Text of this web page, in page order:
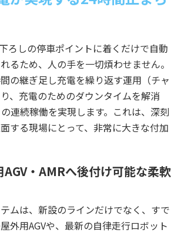
ろしの停車ポイントに着くだけで自動
るため、人の手を一切煩わせません。
の継ぎ足し充電を繰り返す運用（チャ
、充電のためのダウンタイムを解消
連続稼働を実現します。これは、深刻
する現場にとって、非常に大きな付加
・AMRへ後付け可能な柔軟
ムは、新設のラインだけでなく、すで
外用AGVや、最新の自律走行ロボット